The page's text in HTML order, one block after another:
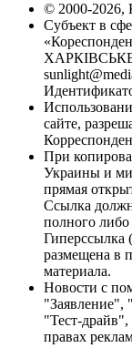
© 2000-2026,
Субъект в
ХАРКІВСЬКЕ
сайте,
При
Украины и
прямая
Ссылка
полного либо
Гиперссылка
размещена в
материала.
Новости с
"Тест-
правах